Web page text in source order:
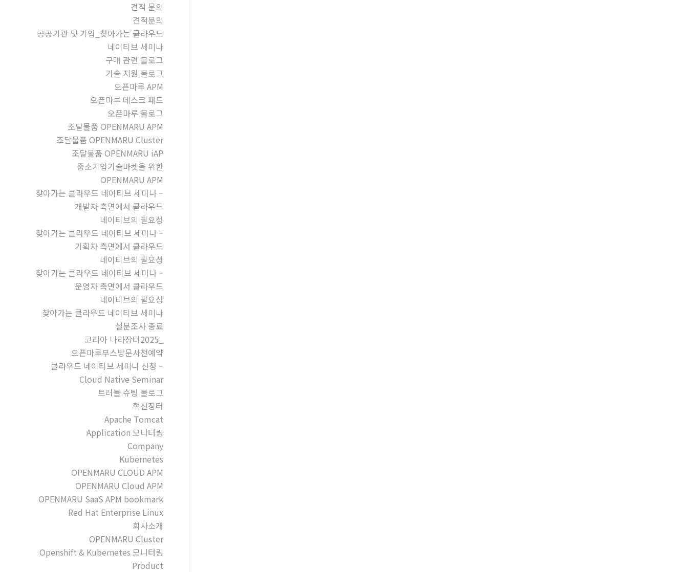
견적 문의
견적문의
공공기관 및 기업_찾아가는 클라우드
네이티브 세미나
구매 관련 블로그
기술 지원 블로그
오픈마루 APM
오픈마루 데스크 패드
오픈마루 블로그
조달물품 OPENMARU APM
조달물품 OPENMARU Cluster
조달물품 OPENMARU iAP
중소기업기술마켓을 위한
OPENMARU APM
찾아가는 클라우드 네이티브 세미나 –
개발자 측면에서 클라우드
네이티브의 필요성
찾아가는 클라우드 네이티브 세미나 –
기획자 측면에서 클라우드
네이티브의 필요성
찾아가는 클라우드 네이티브 세미나 –
운영자 측면에서 클라우드
네이티브의 필요성
찾아가는 클라우드 네이티브 세미나
설문조사 종료
코리아 나라장터2025_
오픈마루부스방문사전예약
클라우드 네이티브 세미나 신청 –
Cloud Native Seminar
트러블 슈팅 블로그
혁신장터
Apache Tomcat
Application 모니터링
Company
Kubernetes
OPENMARU CLOUD APM
OPENMARU Cloud APM
OPENMARU SaaS APM bookmark
Red Hat Enterprise Linux
회사소개
OPENMARU Cluster
Openshift & Kubernetes 모니터링
Product